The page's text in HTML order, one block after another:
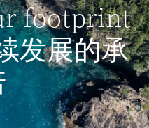
footprint
发展的承